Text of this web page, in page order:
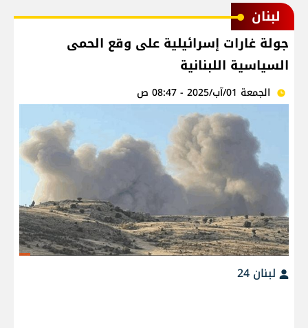
لبنان
جولة غارات إسرائيلية على وقع الحمى
السياسية اللبنانية
الجمعة 01/آب/2025 - 08:47 ص
لبنان 24